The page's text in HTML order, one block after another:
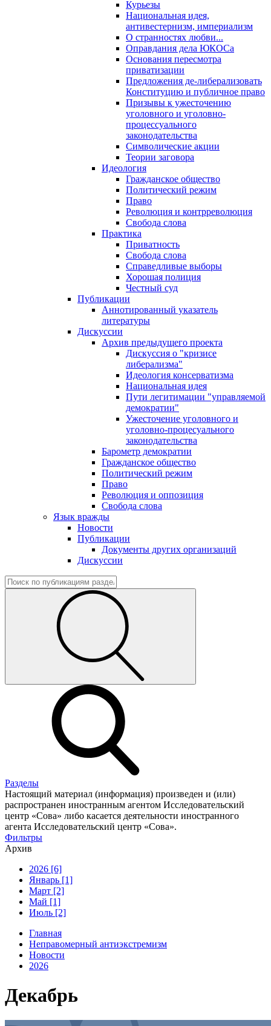
Курьезы
Национальная идея,
антивестернизм, империализм
О странностях любви...
Оправдания дела ЮКОСа
Основания пересмотра
приватизации
Предложения де-либерализовать
Конституцию и публичное право
Призывы к ужесточению
уголовного и уголовно-
процессуального
законодательства
Символические акции
Теории заговора
Идеология
Гражданское общество
Политический режим
Право
Революция и контрреволюция
Свобода слова
Практика
Приватность
Свобода слова
Справедливые выборы
Хорошая полиция
Честный суд
Публикации
Аннотированный указатель
литературы
Дискуссии
Архив предыдущего проекта
Дискуссия о "кризисе
либерализма"
Идеология консерватизма
Национальная идея
Пути легитимации "управляемой
демократии"
Ужесточение уголовного и
уголовно-процесуального
законодательства
Барометр демократии
Гражданское общество
Политический режим
Право
Революция и оппозиция
Свобода слова
Язык вражды
Новости
Публикации
Документы других организаций
Дискуссии
Разделы
Настоящий материал (информация) произведен и (или)
распространен иностранным агентом Исследовательский
центр «Сова» либо касается деятельности иностранного
агента Исследовательский центр «Сова».
Фильтры
Архив
2026 [6]
Январь [1]
Март [2]
Май [1]
Июль [2]
Главная
Неправомерный антиэкстремизм
Новости
2026
Декабрь